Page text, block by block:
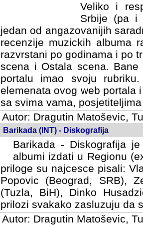
Veliko i
Srbije (pa i
jedan od angazovanijih
recenzije muzickih albuma
razvrstani po godinama i po
scena i Ostala scena.
portalu imao svoju
elemenata ovog web portala
sa svima vama,
Autor: Dragutin Matoševic,
Barikada (INT) - Diskografija
Barikada - Diskografija
albumi izdati u Regionu
priloge su najcesce pisali:
Popovic (Beograd, SRB),
(Tuzla, BiH), Dinko
prilozi svakako zasluzuju da
Autor: Dragutin Matoševic,